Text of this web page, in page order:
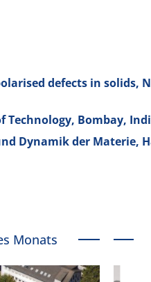
defects in solids,
Technology, Bombay,
Dynamik der Materie,
Monats